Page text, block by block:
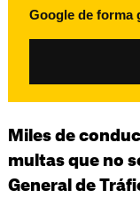
Google de forma
Miles de
multas que no
General de